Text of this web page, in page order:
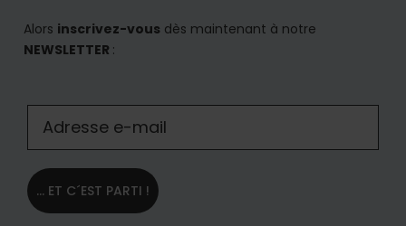
Alors inscrivez-vous dès maintenant à notre
NEWSLETTER :
... ET C´EST PARTI !